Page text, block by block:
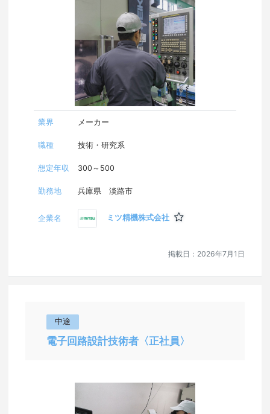
大阪府
兵庫県
奈良県
広島県
業界 メーカー
職種 技術・研究系
想定年収 300～500
勤務地 兵庫県 淡路市
企業名 ミツ精機株式会社
掲載日： 2026年7月1日
中途
電子回路設計技術者〈正社員〉